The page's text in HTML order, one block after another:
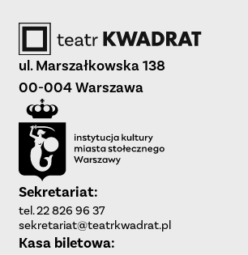
ul. Marszałkowska 138
00-004 Warszawa
Sekretariat:
tel. 22 826 96 37
sekretariat@teatrkwadrat.pl
Kasa biletowa: